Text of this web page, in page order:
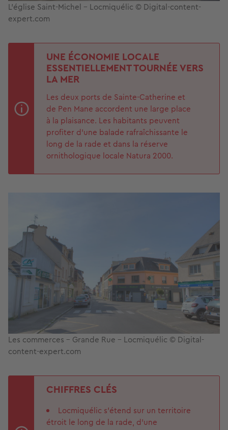
L'église Saint-Michel - Locmiquélic © Digital-content-
expert.com
UNE ÉCONOMIE LOCALE
ESSENTIELLEMENT TOURNÉE VERS
LA MER
Les deux ports de Sainte-Catherine et
de Pen Mane accordent une large place
à la plaisance. Les habitants peuvent
profiter d’une balade rafraîchissante le
long de la rade et dans la réserve
ornithologique locale Natura 2000.
Les commerces - Grande Rue - Locmiquélic © Digital-
content-expert.com
CHIFFRES CLÉS
Locmiquélic s’étend sur un territoire
étroit le long de la rade, d’une